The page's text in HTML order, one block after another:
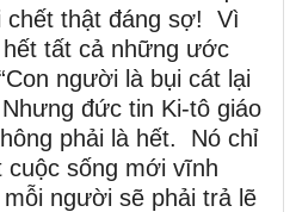
thật đáng sợ! Vì
tất cả những ước
người là bụi cát lại
đức tin Ki-tô giáo
phải là hết. Nó chỉ
cuộc sống mới vĩnh
người sẽ phải trả lẽ